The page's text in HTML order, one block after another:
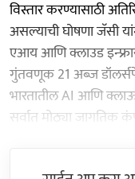
विस्तार करण्यासाठी
असल्याची घोषणा जॅसी
एआय आणि क्लाउड
गुंतवणूक 21 अब्ज
भारतातील AI आणि
सर्वात मोठ्या जागतिक